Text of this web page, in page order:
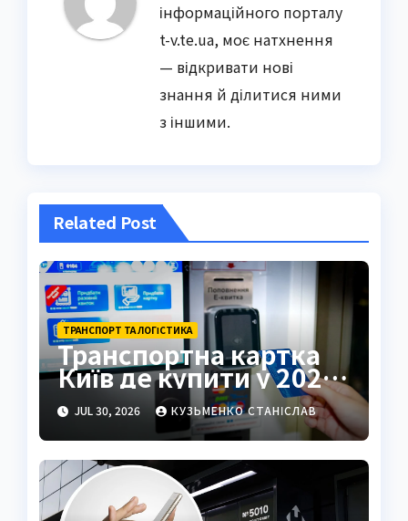
інформаційного порталу
t-v.te.ua, моє натхнення
— відкривати нові
знання й ділитися ними
з іншими.
Related Post
ТРАНСПОРТ ТА ЛОГІСТИКА
Транспортна картка
Київ де купити у 2026
році
JUL 30, 2026 КУЗЬМЕНКО СТАНІСЛАВ